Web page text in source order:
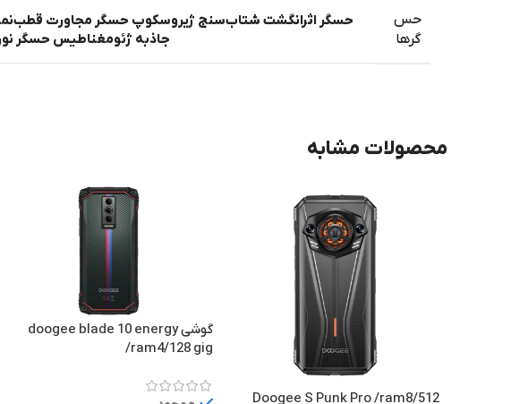
حس
گرها
حسگر اثرانگشت شتاب‌سنج ژیروسکوپ حسگر مجاورت
جاذبه ژئومغناطیس حسگر
محصولات مشابه
Doogee S Punk Pro /ram8/512
گوشی doogee blade 10 energy
/ram4/128 gig